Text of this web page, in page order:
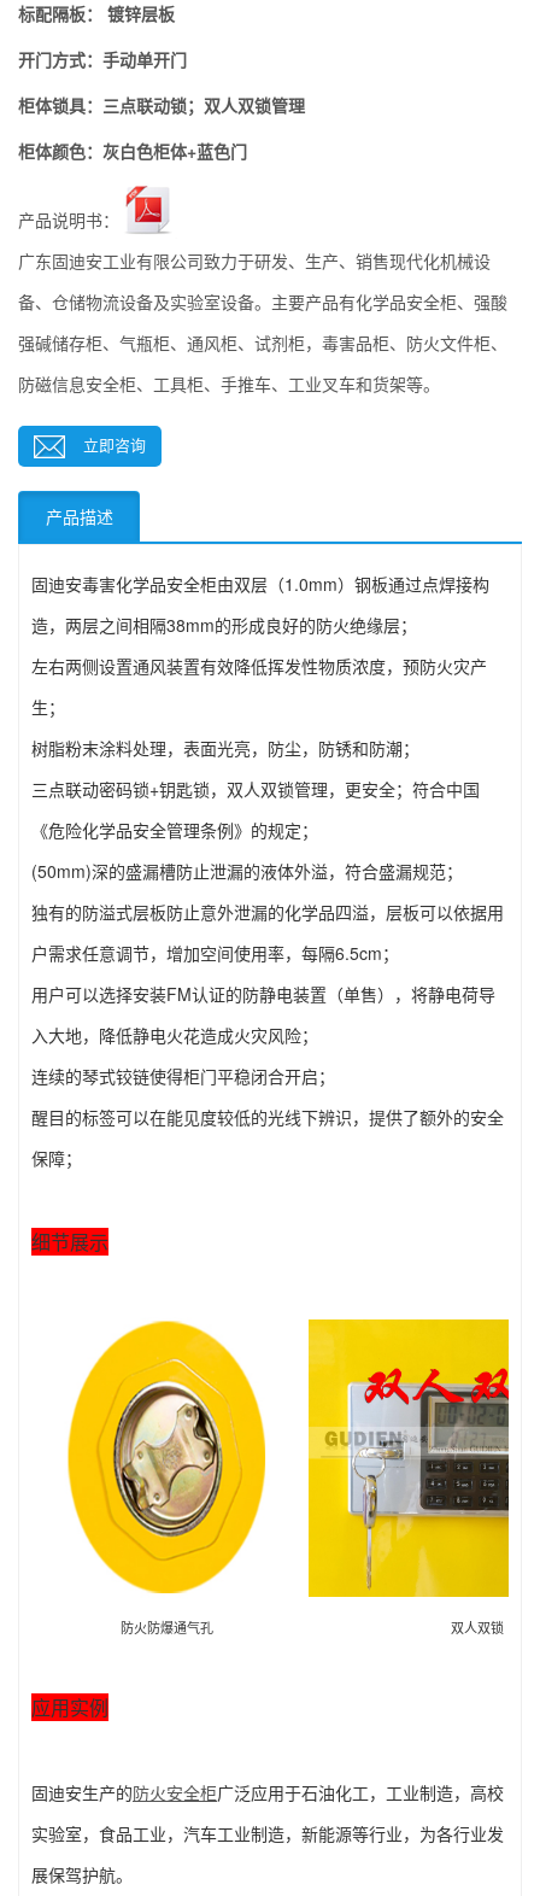
标配隔板：
镀锌层板
开门方式： 手动单开门
柜体锁具： 三点联动锁；双人双锁管理
柜体颜色：灰白色柜体+蓝色门
产品说明书：
广东固迪安工业有限公司致力于研发、生产、销售现代化机械设
备、仓储物流设备及实验室设备。主要产品有化学品安全柜、强酸
强碱储存柜、气瓶柜、通风柜、试剂柜，毒害品柜、防火文件柜、
防磁信息安全柜、工具柜、手推车、工业叉车和货架等。
立即咨询
产品描述
固迪安毒害化学品安全柜由双层（1.0mm）钢板通过点焊接构
造，两层之间相隔38mm的形成良好的防火绝缘层；
左右两侧设置通风装置有效降低挥发性物质浓度，预防火灾产
生；
树脂粉末涂料处理，表面光亮，防尘，防锈和防潮；
三点联动密码锁+钥匙锁，双人双锁管理，更安全；符合中国
《危险化学品安全管理条例》的规定；
(50mm)深的盛漏槽防止泄漏的液体外溢，符合盛漏规范；
独有的防溢式层板防止意外泄漏的化学品四溢，层板可以依据用
户需求任意调节，增加空间使用率，每隔6.5cm；
用户可以选择安装FM认证的防静电装置（单售），将静电荷导
入大地，降低静电火花造成火灾风险；
连续的琴式铰链使得柜门平稳闭合开启；
醒目的标签可以在能见度较低的光线下辨识，提供了额外的安全
保障；
细节展示
防火防爆通气孔 双人双锁
应用实例
固迪安生产的防火安全柜广泛应用于石油化工，工业制造，高校
实验室，食品工业，汽车工业制造，新能源等行业，为各行业发
展保驾护航。